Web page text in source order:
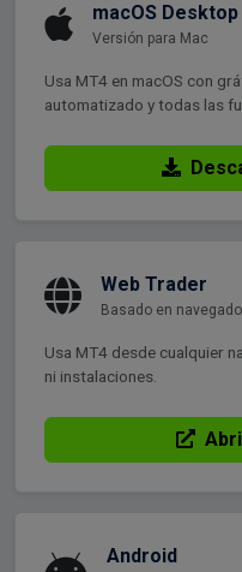
macOS Desktop
Versión para Mac
Usa MT4 en macOS con
automatizado y todas las
Web Trader
Basado en
Usa MT4 desde cualquier
ni instalaciones.
Android